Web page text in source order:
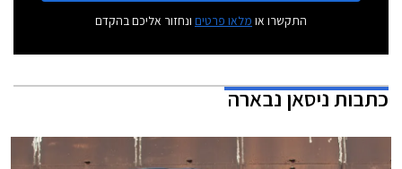
התקשרו או מלאו פרטים ונחזור אליכם בהקדם
כתבותניסאן נבארה